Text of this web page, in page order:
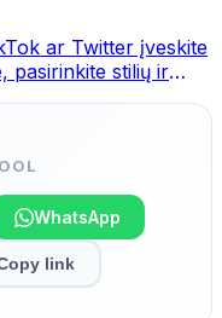
ar Twitter įveskite
pasirinkite stilių ir
WhatsApp
link